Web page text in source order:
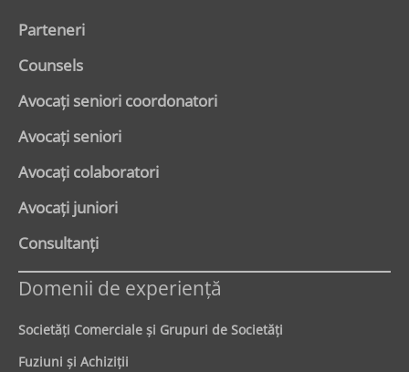
Parteneri
Counsels
Avocaţi seniori coordonatori
Avocaţi seniori
Avocaţi colaboratori
Avocaţi juniori
Consultanți
Domenii de experienţă
Societăţi Comerciale şi Grupuri de Societăţi
Fuziuni şi Achiziţii